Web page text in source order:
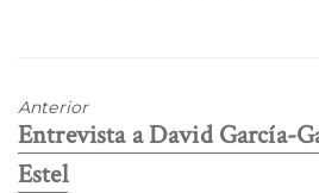
Anterior
Entrada
anterior:
Entrevista a David García-
Estel